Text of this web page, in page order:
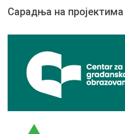
Сарадња на пројектима